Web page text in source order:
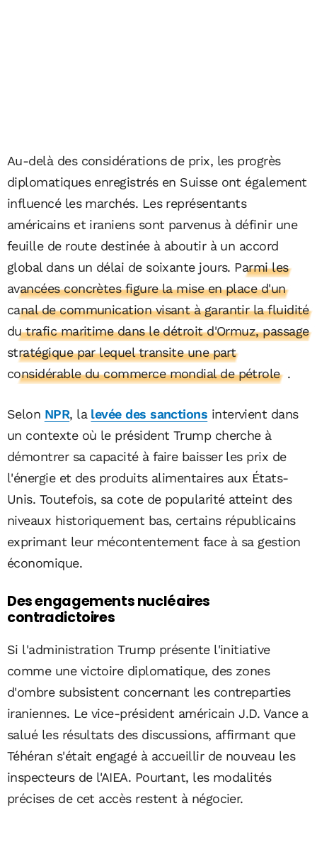
Au-delà des considérations de prix, les progrès
diplomatiques enregistrés en Suisse ont également
influencé les marchés. Les représentants
américains et iraniens sont parvenus à définir une
feuille de route destinée à aboutir à un accord
global dans un délai de soixante jours. Parmi les
avancées concrètes figure la mise en place d'un
canal de communication visant à garantir la fluidité
du trafic maritime dans le détroit d'Ormuz, passage
stratégique par lequel transite une part
considérable du commerce mondial de pétrole .
Selon NPR, la levée des sanctions intervient dans
un contexte où le président Trump cherche à
démontrer sa capacité à faire baisser les prix de
l'énergie et des produits alimentaires aux États-
Unis. Toutefois, sa cote de popularité atteint des
niveaux historiquement bas, certains républicains
exprimant leur mécontentement face à sa gestion
économique.
Des engagements nucléaires
contradictoires
Si l'administration Trump présente l'initiative
comme une victoire diplomatique, des zones
d'ombre subsistent concernant les contreparties
iraniennes. Le vice-président américain J.D. Vance a
salué les résultats des discussions, affirmant que
Téhéran s'était engagé à accueillir de nouveau les
inspecteurs de l'AIEA. Pourtant, les modalités
précises de cet accès restent à négocier.